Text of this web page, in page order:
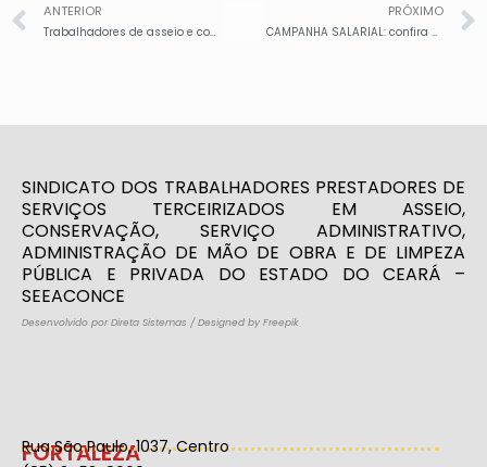
ANTERIOR
Trabalhadores de asseio e conservação da Mais Serviços, lotados no Hospital Municipal, na Maternidade e nas UPAs de Caucaia, paralisam atividades e realizam manifestação nesta quinta-feira, 11/5, por atraso no salário. Seeaconce está presente e cobra resposta do prefeito
PRÓXIMO
CAMPANHA SALARIAL: confira como ficou o reajuste dos terceirizados de asseio e conservação, com 5,95%
SINDICATO DOS TRABALHADORES PRESTADORES DE
SERVIÇOS TERCEIRIZADOS EM ASSEIO,
CONSERVAÇÃO, SERVIÇO ADMINISTRATIVO,
ADMINISTRAÇÃO DE MÃO DE OBRA E DE LIMPEZA
PÚBLICA E PRIVADA DO ESTADO DO CEARÁ –
SEEACONCE
Desenvolvido por Direta Sistemas / Designed by Freepik
FORTALEZA
Rua São Paulo, 1037, Centro